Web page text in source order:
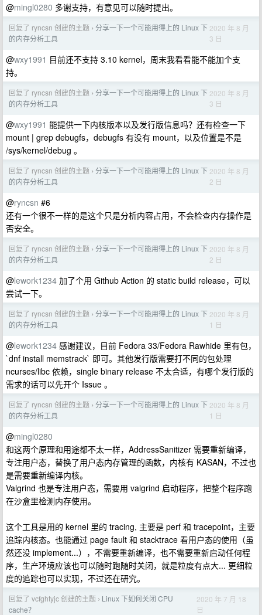
@mingl0280 多谢支持，有意见可以随时提出。
回复了 ryncsn 创建的主题 › 分享一下一个可能用得上的 Linux 下
的内存分析工具
2020 年 8 月
3 日
@wxy1991 目前还不支持 3.10 kernel，周末我看看能不能加个支
持。
回复了 ryncsn 创建的主题 › 分享一下一个可能用得上的 Linux 下
的内存分析工具
2020 年 8 月
3 日
@wxy1991 能提供一下内核版本以及发行版信息吗？还有检查一下
mount | grep debugfs，debugfs 有没有 mount，以及位置是不是
/sys/kernel/debug 。
回复了 ryncsn 创建的主题 › 分享一下一个可能用得上的 Linux 下
的内存分析工具
2020 年 8 月
2 日
@ryncsn #6
还有一个很不一样的是这个只是分析内容占用，不会检查内存操作是
否安全。
回复了 ryncsn 创建的主题 › 分享一下一个可能用得上的 Linux 下
的内存分析工具
2020 年 8 月
2 日
@lework1234 加了个用 Github Action 的 static build release，可以
尝试一下。
回复了 ryncsn 创建的主题 › 分享一下一个可能用得上的 Linux 下
的内存分析工具
2020 年 8 月
1 日
@lework1234 感谢建议，目前 Fedora 33/Fedora Rawhide 里有包，
`dnf install memstrack` 即可。其他发行版需要打不同的包处理
ncurses/libc 依赖，single binary release 不太合适，有哪个发行版的
需求的话可以先开个 Issue 。
回复了 ryncsn 创建的主题 › 分享一下一个可能用得上的 Linux 下
的内存分析工具
2020 年 8 月
1 日
@mingl0280
和这两个原理和用途都不太一样，AddressSanitizer 需要重新编译，
专注用户态，替换了用户态内存管理的函数，内核有 KASAN，不过也
是需要重新编译内核。
Valgrind 也是专注用户态，需要用 valgrind 启动程序，把整个程序跑
在沙盒里检测内存使用。
这个工具是用的 kernel 里的 tracing, 主要是 perf 和 tracepoint，主要
追踪内核态。也能通过 page fault 和 stacktrace 看用户态的使用（虽
然还没 implement...），不需要重新编译，也不需要重新启动任何程
序，生产环境应该也可以随时跑随时关闭，就是粒度有点大... 更细粒
度的追踪也可以实现，不过还在研究。
回复了 vcfghtyjc 创建的主题 › Linux 下如何关闭 CPU
cache？
2020 年 7 月 18
日